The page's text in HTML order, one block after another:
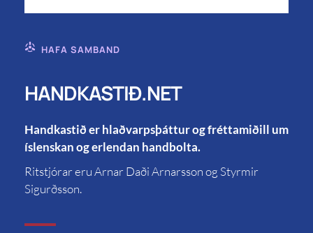
HAFA SAMBAND
HANDKASTIÐ.NET
Handkastið er hlaðvarpsþáttur og fréttamiðill um
íslenskan og erlendan handbolta.
Ritstjórar eru Arnar Daði Arnarsson og Styrmir
Sigurðsson.